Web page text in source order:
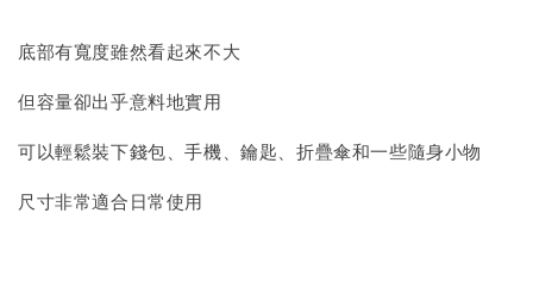
底部有寬度雖然看起來不大
但容量卻出乎意料地實用
可以輕鬆裝下錢包、手機、鑰匙、折疊傘和一些隨身小物
尺寸非常適合日常使用